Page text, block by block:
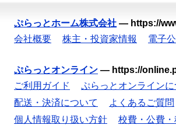
ぷらっとホーム株式会社 — https://
会社概要
株主・投資家情報 電子
ぷらっとオンライン — https://
ご利用ガイド
ぷらっとオンラインに
配送・決済について
よくあるご質問
個人情報取り扱い方針
校費・公費